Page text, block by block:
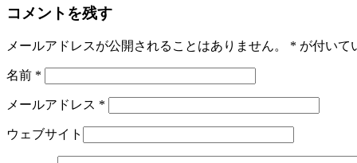
コメントを残す
メールアドレスが公開されることはありません。 * が付いて
名前 *
メールアドレス *
ウェブサイト